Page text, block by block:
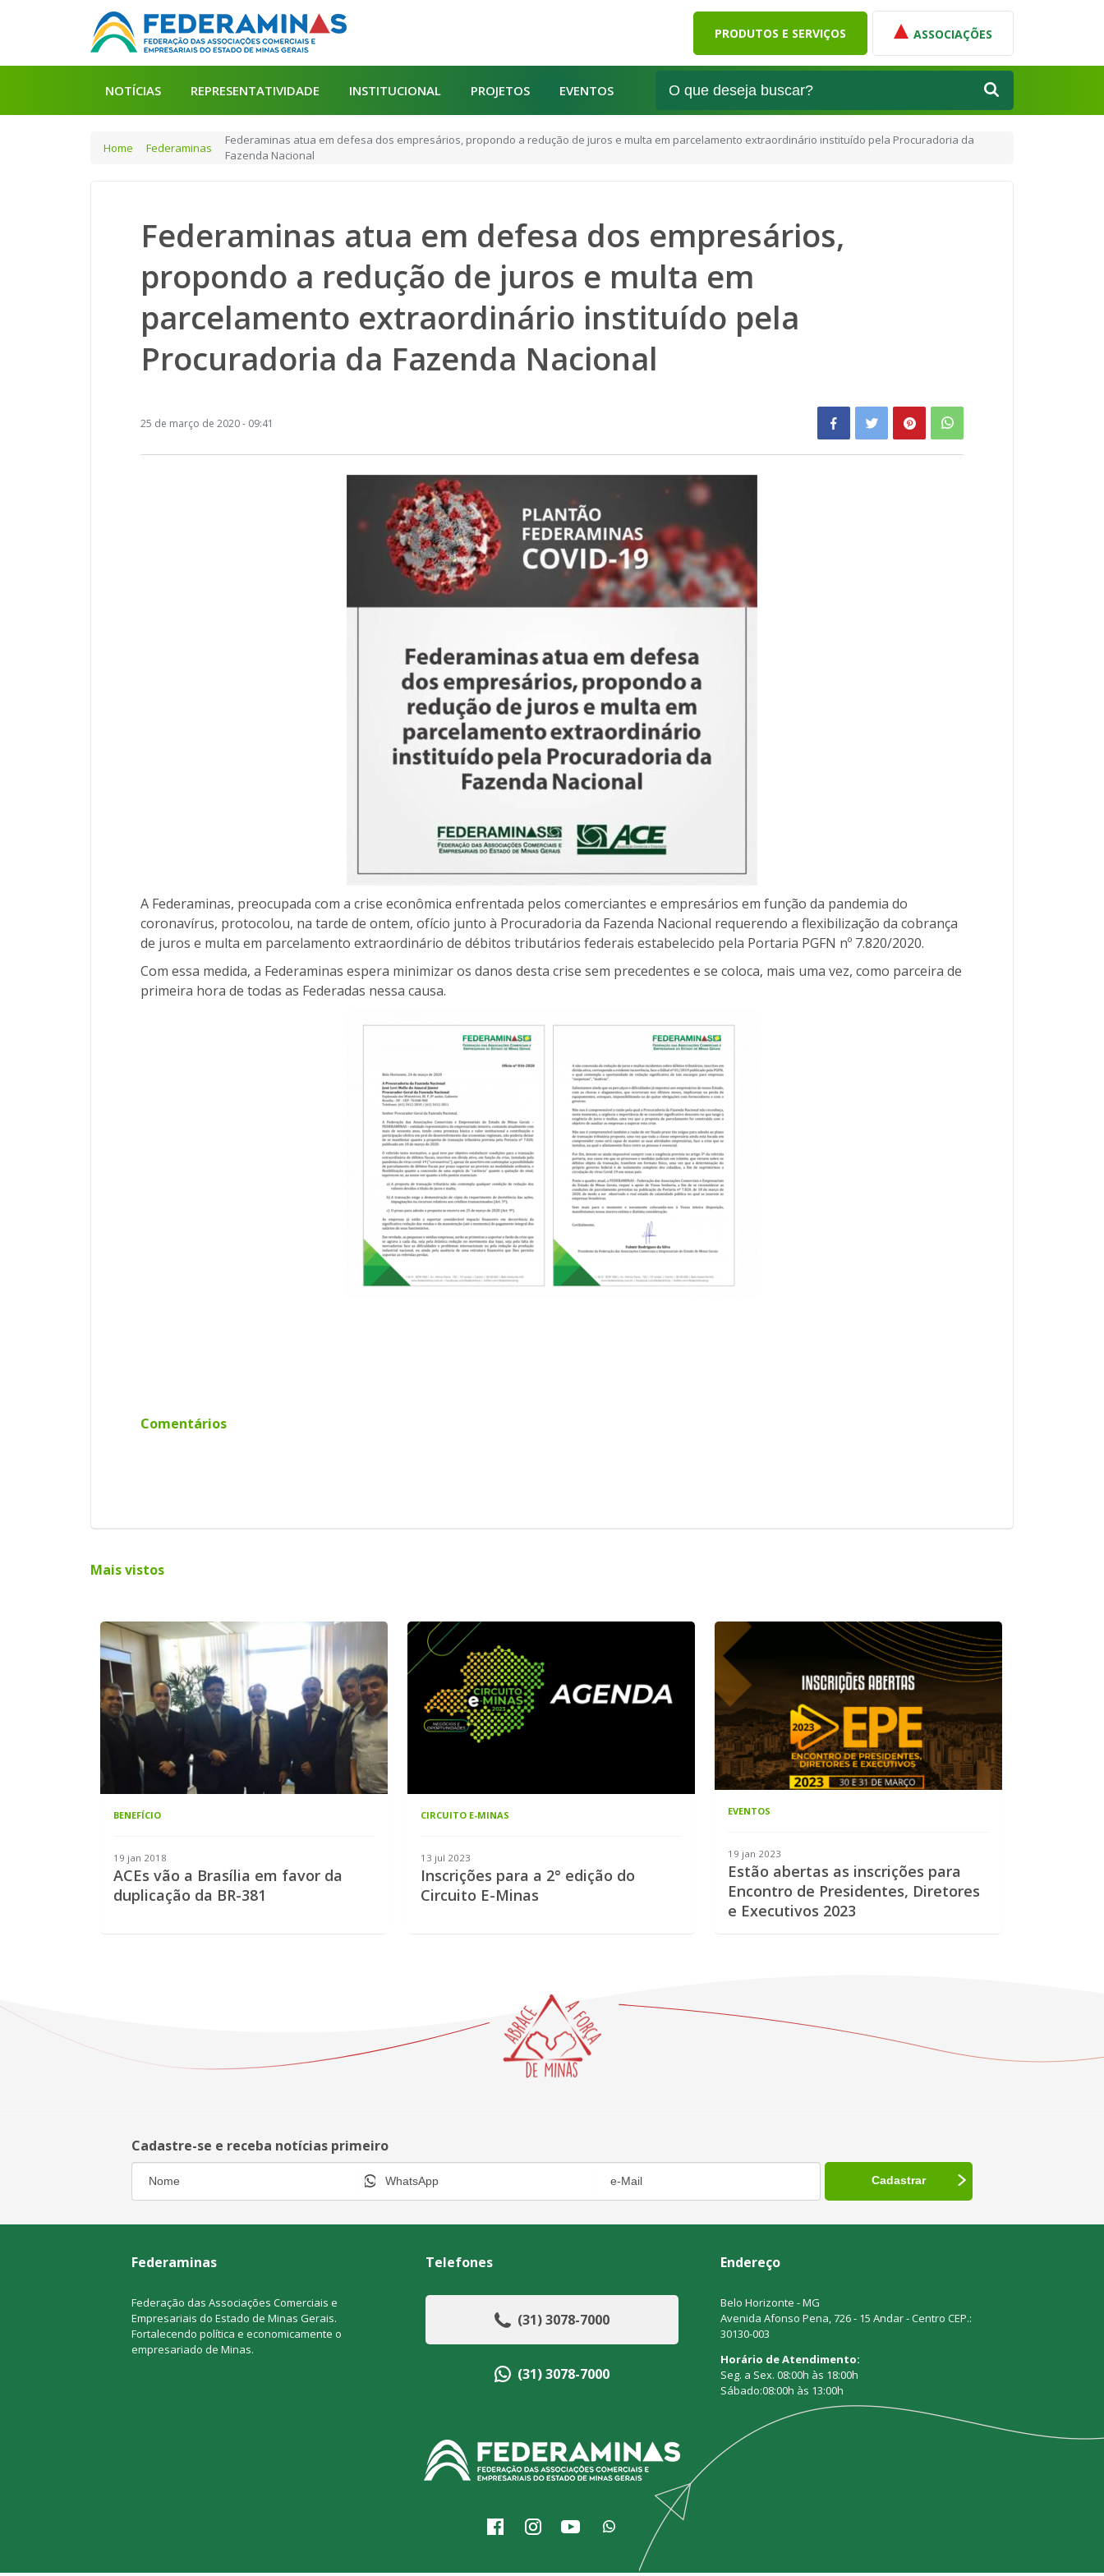
PRODUTOS E SERVIÇOS ASSOCIAÇÕES
NOTÍCIAS REPRESENTATIVIDADE INSTITUCIONAL PROJETOS EVENTOS
Home Federaminas
Federaminas atua em defesa dos empresários, propondo a redução de juros e multa em parcelamento extraordinário instituído pela Procuradoria da
Fazenda Nacional
Federaminas atua em defesa dos empresários,
propondo a redução de juros e multa em
parcelamento extraordinário instituído pela
Procuradoria da Fazenda Nacional
25 de março de 2020 - 09:41
A Federaminas, preocupada com a crise econômica enfrentada pelos comerciantes e empresários em função da pandemia do
coronavírus, protocolou, na tarde de ontem, ofício junto à Procuradoria da Fazenda Nacional requerendo a flexibilização da cobrança
de juros e multa em parcelamento extraordinário de débitos tributários federais estabelecido pela Portaria PGFN nº 7.820/2020.
Com essa medida, a Federaminas espera minimizar os danos desta crise sem precedentes e se coloca, mais uma vez, como parceira de
primeira hora de todas as Federadas nessa causa.
Comentários
Mais vistos
BENEFÍCIO
19 jan 2018
ACEs vão a Brasília em favor da
duplicação da BR-381
CIRCUITO E-MINAS
13 jul 2023
Inscrições para a 2° edição do
Circuito E-Minas
EVENTOS
19 jan 2023
Estão abertas as inscrições para
Encontro de Presidentes, Diretores
e Executivos 2023
Cadastre-se e receba notícias primeiro
Federaminas
Federação das Associações Comerciais e
Empresariais do Estado de Minas Gerais.
Fortalecendo política e economicamente o
empresariado de Minas.
Telefones
(31) 3078-7000
(31) 3078-7000
Endereço
Belo Horizonte - MG
Avenida Afonso Pena, 726 - 15 Andar - Centro CEP.:
30130-003
Horário de Atendimento:
Seg. a Sex. 08:00h às 18:00h
Sábado:08:00h às 13:00h